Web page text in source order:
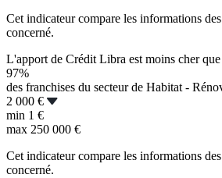
Cet indicateur compare les informations
concerné.
L'apport de Crédit Libra est moins cher que
97%
des franchises du secteur de Habitat -
2 000 €
min 1 €
max 250 000 €
Cet indicateur compare les informations
concerné.